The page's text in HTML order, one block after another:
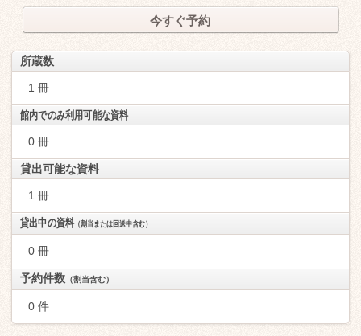
今すぐ予約
所蔵数
1 冊
館内でのみ利用可能な資料
0 冊
貸出可能な資料
1 冊
貸出中の資料（割当または回送中含む）
0 冊
予約件数 （割当含む）
0 件